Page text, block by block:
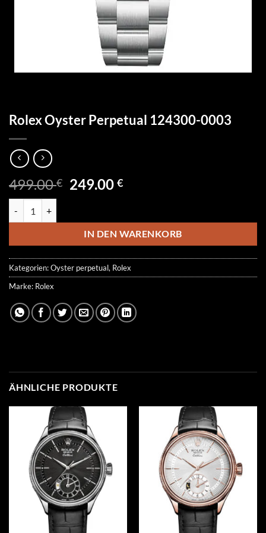
Rolex Oyster Perpetual 124300-0003
499.00€ Ursprünglicher
499.00 €
249.00€Aktueller
249.00 €.
IN DEN WARENKORB
Kategorien:Oyster perpetual, Rolex
Marke: Rolex
ÄHNLICHE PRODUKTE